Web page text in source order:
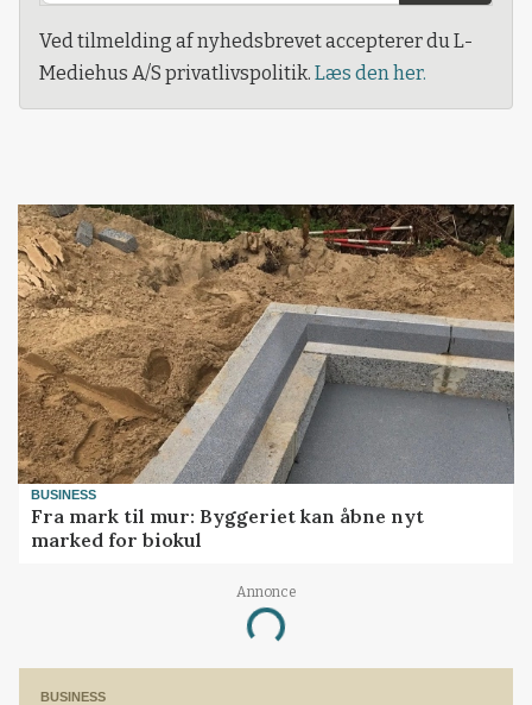
Ved tilmelding af nyhedsbrevet accepterer du L-
Mediehus A/S privatlivspolitik. Læs den her.
BUSINESS
Fra mark til mur: Byggeriet kan åbne nyt
marked for biokul
Annonce
Loading...
BUSINESS